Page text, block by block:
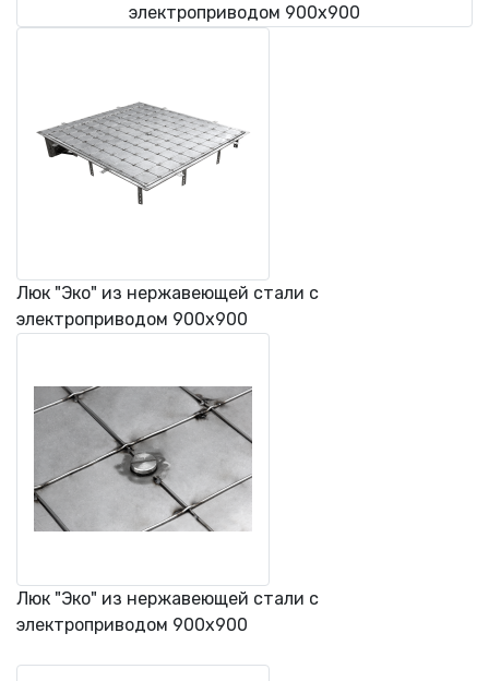
электроприводом 900х900
Люк "Эко" из нержавеющей стали с
электроприводом 900х900
Люк "Эко" из нержавеющей стали с
электроприводом 900х900